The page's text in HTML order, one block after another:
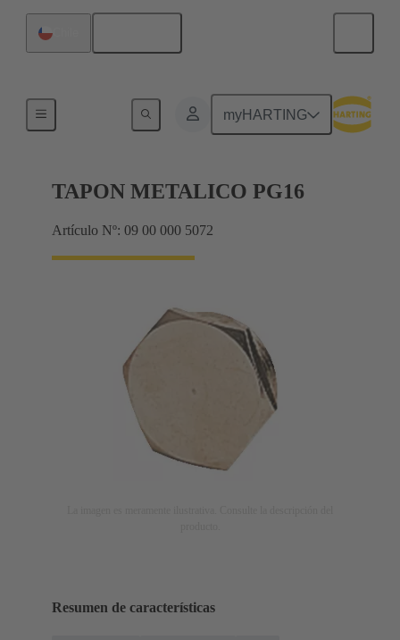
myHARTING
TAPON METALICO PG16
Artículo Nº: 09 00 000 5072
Resumen de características